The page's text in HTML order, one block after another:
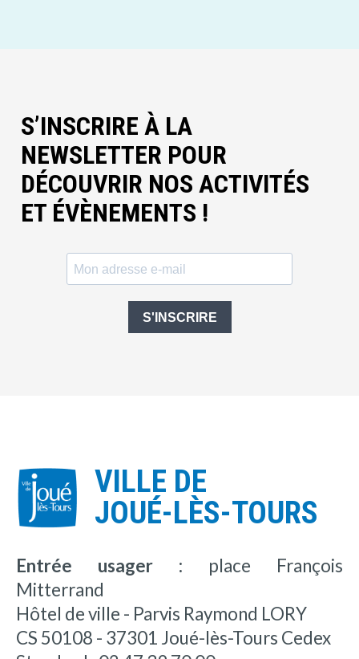
S’INSCRIRE À LA
NEWSLETTER POUR
DÉCOUVRIR NOS ACTIVITÉS
ET ÉVÈNEMENTS !
S'INSCRIRE
VILLE DE
JOUÉ-LÈS-TOURS
Entrée usager : place François
Mitterrand
Hôtel de ville - Parvis Raymond LORY
CS 50108 - 37301 Joué-lès-Tours Cedex